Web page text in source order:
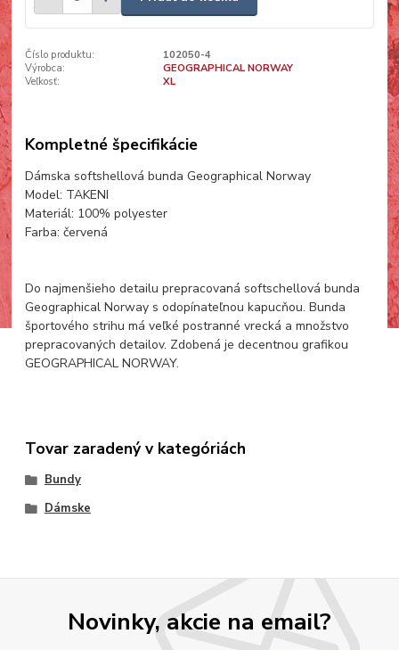
Číslo produktu:
102050-4
Výrobca:
GEOGRAPHICAL NORWAY
Veľkosť:
XL
Kompletné špecifikácie
Dámska softshellová bunda Geographical Norway
Model: TAKENI
Materiál: 100% polyester
Farba: červená
Do najmenšieho detailu prepracovaná softschellová bunda
Geographical Norway s odopínateľnou kapucňou. Bunda
športového strihu má veľké postranné vrecká a množstvo
prepracovaných detailov. Zdobená je decentnou grafikou
GEOGRAPHICAL NORWAY.
Tovar zaradený v kategóriách
Bundy
Dámske
Novinky, akcie na email?